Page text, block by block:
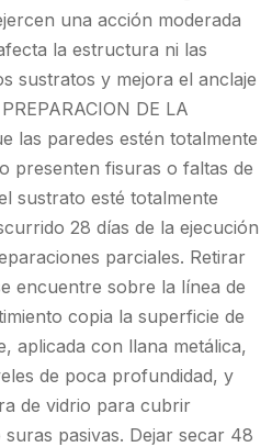
una acción moderada
la estructura ni las
sustratos y mejora el anclaje
DE LA
las paredes estén totalmente
presenten fisuras o faltas de
sustrato esté totalmente
28 días de la ejecución
parciales. Retirar
encuentre sobre la línea de
copia la superficie de
aplicada con llana metálica,
de poca profundidad, y
de vidrio para cubrir
pasivas. Dejar secar 48